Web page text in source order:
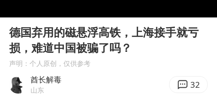
黄金牛市回来了吗
《欢迎来龙餐馆》口碑
茅台部分直营店飞天茅台提价
白海豚将正面袭击贯穿浙江
Play
德国弃用的磁悬浮高铁，上海接手就亏
损，难道中国被骗了吗？
声明：个人原创，仅供参考
酋长解毒
山东 32